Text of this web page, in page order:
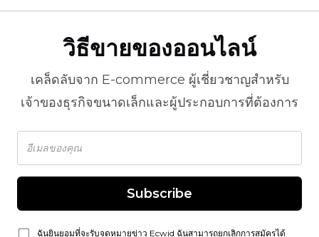
วิธีขายของออนไลน์
เคล็ดลับจาก E-commerce ผู้เชี่ยวชาญสำหรับ
เจ้าของธุรกิจขนาดเล็กและผู้ประกอบการที่ต้องการ
Subscribe
ฉันยินยอมที่จะรับจดหมายข่าว Ecwid ฉันสามารถยกเลิกการสมัครได้